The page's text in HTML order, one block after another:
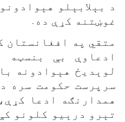
د بېلابېلو
غوښتنه کړې ده .
متقي په افغانستان
ادعاوې بې
لوېدیځ هېوادونه
سرپرست حکومت سره
همدارنګه ادعا
تېرو درېيو کلونو